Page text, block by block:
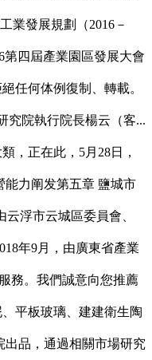
業發展規劃（2016－
第四屆產業園區發展大會
任何体例復制、轉載。
究院執行院長楊云（客...
，正在此，5月28日，
能力阐发第五章 鹽城市
浮市云城區委員會、
年9月，由廣東省產業
務。我們誠意向您推薦
平板玻璃、建建衛生陶
品，通過相關市場研究